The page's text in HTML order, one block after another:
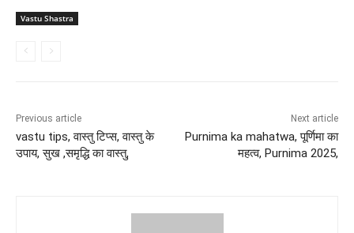
Vastu Shastra
Previous article
vastu tips, वास्तु टिप्स, वास्तु के
उपाय, सुख ,समृद्धि का वास्तु,
Next article
Purnima ka mahatwa, पूर्णिमा का
महत्व, Purnima 2025,